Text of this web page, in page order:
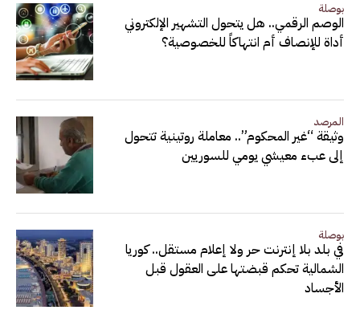
بوصلة
الوصم الرقمي.. هل يتحول التشهير الإلكتروني
أداة للإنصاف أم انتهاكاً للخصوصية؟
المرصد
وثيقة “غير المحكوم”.. معاملة روتينية تتحول
إلى عبء معيشي يومي للسوريين
بوصلة
في بلد بلا إنترنت حر ولا إعلام مستقل.. كوريا
الشمالية تحكم قبضتها على العقول قبل
الأجساد